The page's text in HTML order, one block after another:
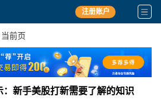
注册账户
当前页
新手美股打新需要了解的知识